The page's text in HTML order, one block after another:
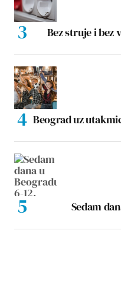
Bez struje i bez
Beograd uz
Sedam